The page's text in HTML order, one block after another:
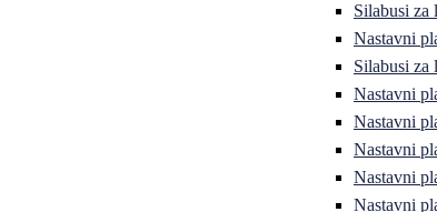
Silabusi za
Nastavni
Silabusi za
Nastavni
Nastavni
Nastavni
Nastavni
Nastavni